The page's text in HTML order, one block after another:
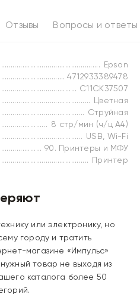
Отзывы Вопросы и ответы
Epson
4712933389478
C11CK37507
Цветная
Струйная
8 стр/мин (ч/ц А4)
USB, Wi-Fi
90. Принтеры и МФУ
Принтер
или электронику, но
городу и тратить
магазине «Импульс»
товар не выходя из
каталога более 50